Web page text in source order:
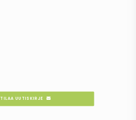
TILAA UUTISKIRJE